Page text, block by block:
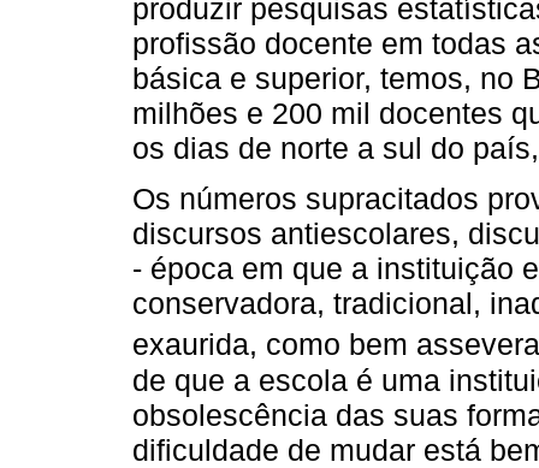
produzir pesquisas
profissão docente em todas
básica e superior, temos, no
milhões e 200 mil docentes
os dias de norte a sul do
Os números supracitados
discursos antiescolares,
- época em que a instituição
conservadora, tradicional,
exaurida, como bem
de que a escola é uma
obsolescência das suas
dificuldade de mudar está